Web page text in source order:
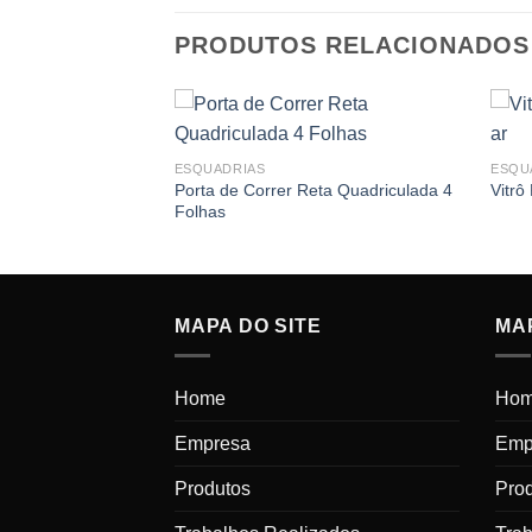
PRODUTOS RELACIONADOS
ESQUADRIAS
Porta de Correr Reta Quadriculada 4
Folhas
Vitrô
MAPA DO SITE
Home
Empresa
Produtos